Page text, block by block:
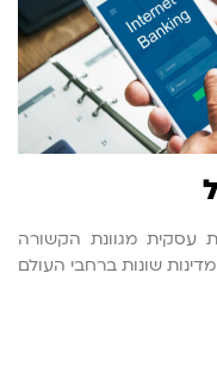
עסקית מגוונת הקשורה
שונות ברחבי העולם